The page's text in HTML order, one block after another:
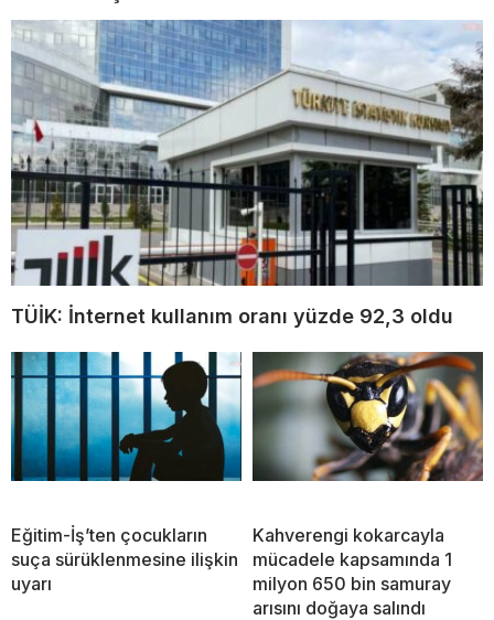
TÜİK: İnternet kullanım oranı yüzde 92,3 oldu
Eğitim-İş’ten çocukların
suça sürüklenmesine ilişkin
uyarı
Kahverengi kokarcayla
mücadele kapsamında 1
milyon 650 bin samuray
arısını doğaya salındı